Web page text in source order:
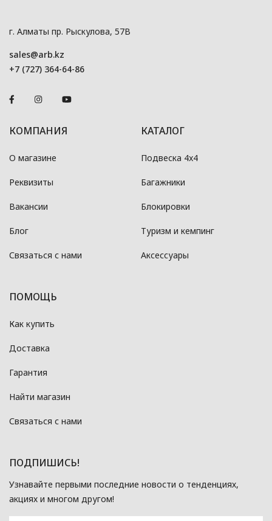
г. Алматы пр. Рыскулова, 57В
sales@arb.kz
+7 (727) 364-64-86
КОМПАНИЯ
О магазине
Реквизиты
Вакансии
Блог
Связаться с нами
КАТАЛОГ
Подвеска 4x4
Багажники
Блокировки
Туризм и кемпинг
Аксессуары
ПОМОЩЬ
Как купить
Доставка
Гарантия
Найти магазин
Связаться с нами
ПОДПИШИСЬ!
Узнавайте первыми последние новости о тенденциях,
акциях и многом другом!